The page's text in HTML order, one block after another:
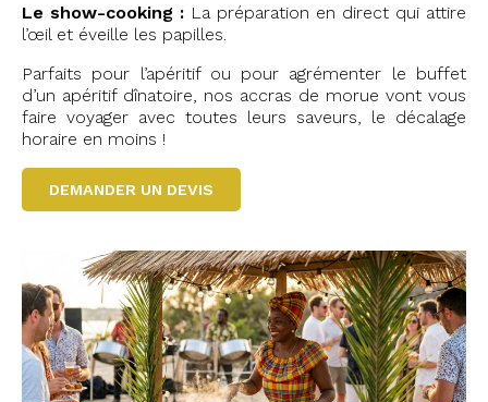
Le show-cooking : La préparation en direct qui attire
l’œil et éveille les papilles.
Parfaits pour l’apéritif ou pour agrémenter le buffet
d’un apéritif dînatoire, nos accras de morue vont vous
faire voyager avec toutes leurs saveurs, le décalage
horaire en moins !
DEMANDER UN DEVIS